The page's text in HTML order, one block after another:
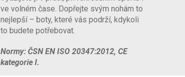
ve volném čase. Dopřejte svým nohám to
nejlepší – boty, které vás podrží, kdykoli
to budete potřebovat.
Normy: ČSN EN ISO 20347:2012, CE
kategorie I.